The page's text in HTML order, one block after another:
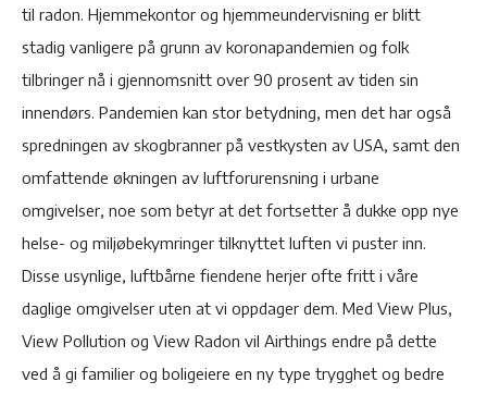
til radon. Hjemmekontor og hjemmeundervisning er blitt
stadig vanligere på grunn av koronapandemien og folk
tilbringer nå i gjennomsnitt over 90 prosent av tiden sin
innendørs. Pandemien kan stor betydning, men det har også
spredningen av skogbranner på vestkysten av USA, samt den
omfattende økningen av luftforurensning i urbane
omgivelser, noe som betyr at det fortsetter å dukke opp nye
helse- og miljøbekymringer tilknyttet luften vi puster inn.
Disse usynlige, luftbårne fiendene herjer ofte fritt i våre
daglige omgivelser uten at vi oppdager dem. Med View Plus,
View Pollution og View Radon vil Airthings endre på dette
ved å gi familier og boligeiere en ny type trygghet og bedre